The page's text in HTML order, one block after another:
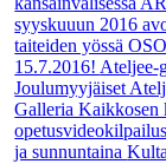
syyskuuun 2016
taiteiden yössä
15.7.2016! Ateljee-
Joulumyyjäiset
Galleria Kaikkosen
ja sunnuntaina